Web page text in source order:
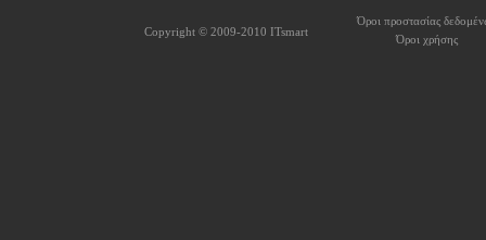
Copyright © 2009-2010 ITsmart
Όροι προστασίας
Όροι χρήσης